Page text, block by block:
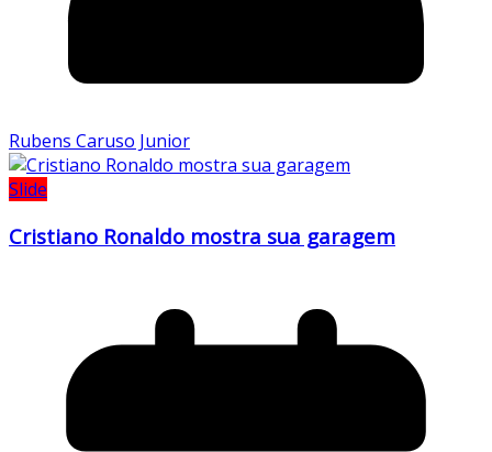
Rubens Caruso Junior
Slide
Cristiano Ronaldo mostra sua garagem